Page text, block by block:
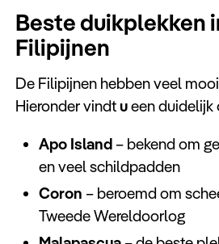
Beste duikplekken
Filipijnen
De Filipijnen hebben veel
Hieronder vindtueen duidelijk
Apo Island– bekend om
en veel schildpadden
Coron – beroemd om
Tweede Wereldoorlog